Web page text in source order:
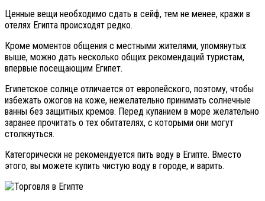
Ценные вещи необходимо сдать в сейф, тем не менее, кражи в
отелях Египта происходят редко.
Кроме моментов общения с местными жителями, упомянутых
выше, можно дать несколько общих рекомендаций туристам,
впервые посещающим Египет.
Египетское солнце отличается от европейского, поэтому, чтобы
избежать ожогов на коже, нежелательно принимать солнечные
ванны без защитных кремов. Перед купанием в море желательно
заранее прочитать о тех обитателях, с которыми они могут
столкнуться.
Категорически не рекомендуется пить воду в Египте. Вместо
этого, вы можете купить чистую воду в городе, и варить.